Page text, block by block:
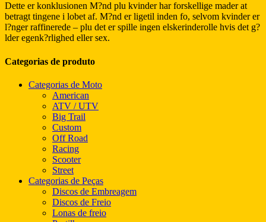
Dette er konklusionen M?nd plu kvinder har forskellige mader at
betragt tingene i lobet af. M?nd er ligetil inden fo, selvom kvinder er
l?nger raffinerede – plu det er spille ingen elskerinderolle hvis det g?
lder egenk?rlighed eller sex.
Categorias de produto
Categorias de Moto
American
ATV / UTV
Big Trail
Custom
Off Road
Racing
Scooter
Street
Categorias de Peças
Discos de Embreagem
Discos de Freio
Lonas de freio